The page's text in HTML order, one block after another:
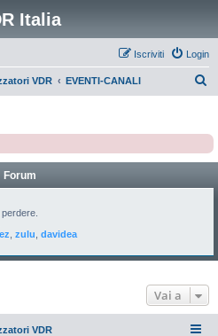
Italia
Login
Iscriviti
VDR EVENTI-CANALI
a
Forum
zulu davidea
Vai a
VDR